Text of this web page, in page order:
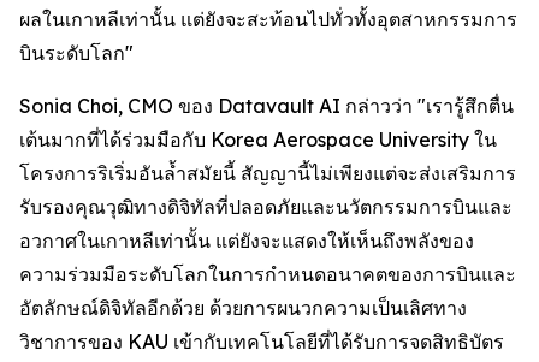
ผลในเกาหลีเท่านั้น แต่ยังจะสะท้อนไปทั่วทั้งอุตสาหกรรมการ
บินระดับโลก"
Sonia Choi, CMO ของ Datavault AI กล่าวว่า "เรารู้สึกตื่น
เต้นมากที่ได้ร่วมมือกับ Korea Aerospace University ใน
โครงการริเริ่มอันล้ำสมัยนี้ สัญญานี้ไม่เพียงแต่จะส่งเสริมการ
รับรองคุณวุฒิทางดิจิทัลที่ปลอดภัยและนวัตกรรมการบินและ
อวกาศในเกาหลีเท่านั้น แต่ยังจะแสดงให้เห็นถึงพลังของ
ความร่วมมือระดับโลกในการกำหนดอนาคตของการบินและ
อัตลักษณ์ดิจิทัลอีกด้วย ด้วยการผนวกความเป็นเลิศทาง
วิชาการของ KAU เข้ากับเทคโนโลยีที่ได้รับการจดสิทธิบัตร